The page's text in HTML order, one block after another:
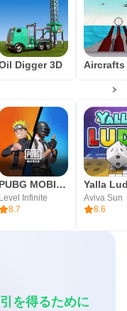
Digger 3D
PUBG MOBILE（ピーユービージー）
Level Infinite
8.7
Aviva Sun
8.6
を得るために